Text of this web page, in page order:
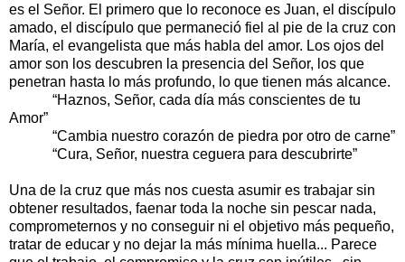
es el Señor. El primero que lo reconoce es Juan, el discípulo
amado, el discípulo que permaneció fiel al pie de la cruz con
María, el evangelista que más habla del amor. Los ojos del
amor son los descubren la presencia del Señor, los que
penetran hasta lo más profundo, lo que tienen más alcance.
“Haznos, Señor, cada día más conscientes de tu
Amor”
“Cambia nuestro corazón de piedra por otro de carne”
“Cura, Señor, nuestra ceguera para descubrirte”
Una de la cruz que más nos cuesta asumir es trabajar sin
obtener resultados, faenar toda la noche sin pescar nada,
comprometernos y no conseguir ni el objetivo más pequeño,
tratar de educar y no dejar la más mínima huella... Parece